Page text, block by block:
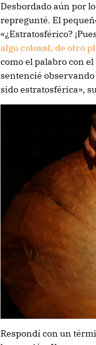
Desbordado aún por
repregunté. El
«¿Estratosférico?
algo colosal, de otro
como el palabro con
sentencié
sido estratosférica»,
Respondí con un